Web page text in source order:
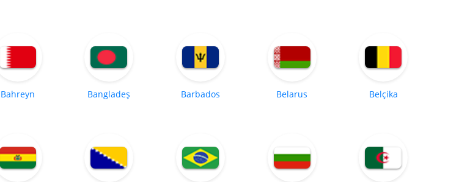
Bahreyn Bangladeş Barbados Belarus Belçika